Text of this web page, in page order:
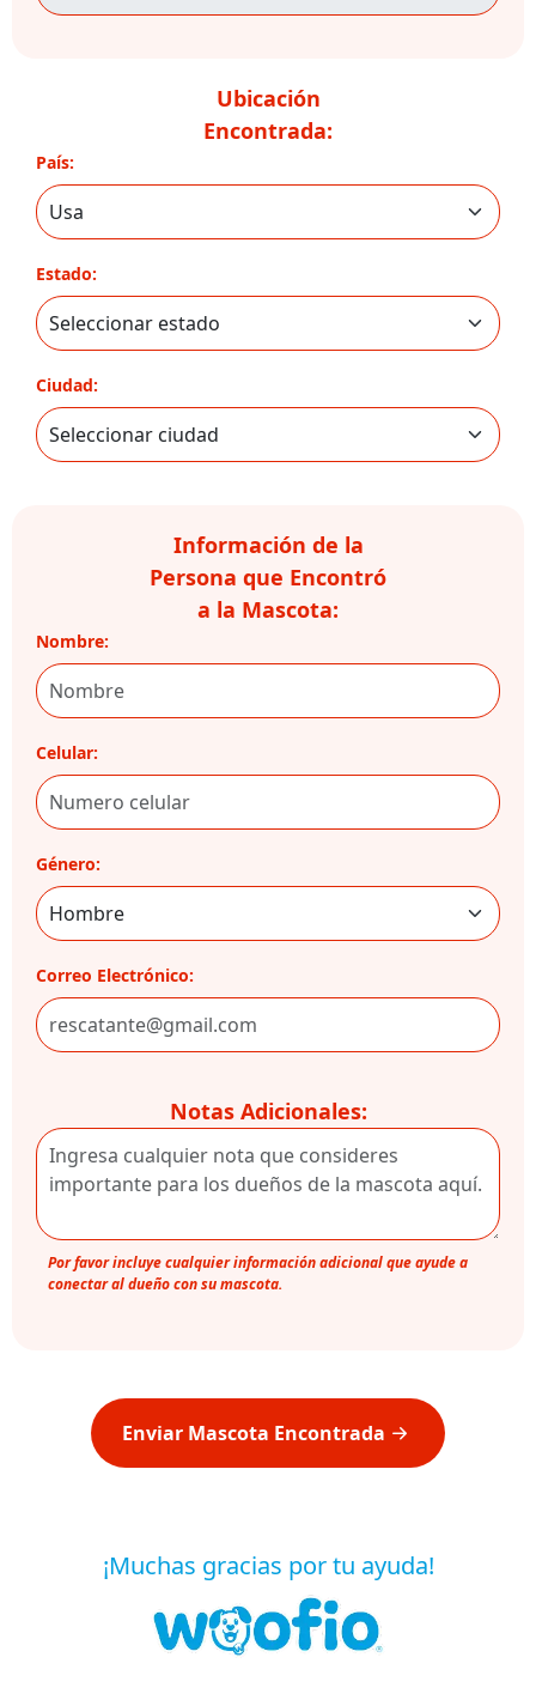
Ubicación
Encontrada:
País:
Estado:
Ciudad:
Información de la
Persona que Encontró
a la Mascota:
Nombre:
Celular:
Género:
Correo Electrónico:
Notas Adicionales:
Por favor incluye cualquier información adicional que ayude a
conectar al dueño con su mascota.
Enviar Mascota Encontrada
¡Muchas gracias por tu ayuda!